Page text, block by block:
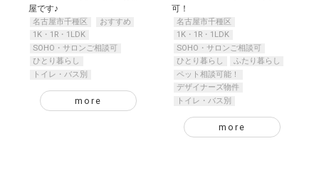
屋です♪
名古屋市千種区
おすすめ
1K・1R・1LDK
SOHO・サロンご相談可
ひとり暮らし
トイレ・バス別
more
可！
名古屋市千種区
1K・1R・1LDK
SOHO・サロンご相談可
ひとり暮らし
ふたり暮らし
ペット相談可能！
デザイナーズ物件
トイレ・バス別
more